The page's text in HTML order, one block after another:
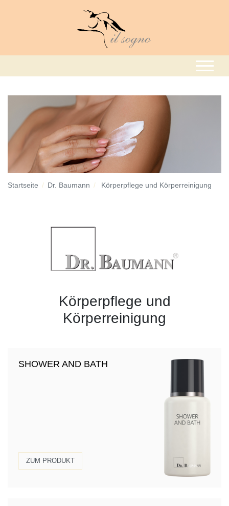
Startseite Dr. Baumann Körperpflege und Körperreinigung
Körperpflege und
Körperreinigung
SHOWER AND BATH
ZUM PRODUKT